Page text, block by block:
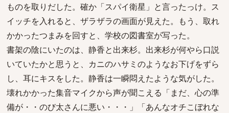
ものを取りだした。確か「スパイ衛星」と言ったっけ。ス
イッチを入れると、ザラザラの画面が見えた。もう、取れ
かかったつまみを回すと、学校の図書室が写った。
書架の陰にいたのは、静香と出来杉。出来杉が何やら口説
いていたかと思うと、カニのハサミのようなお下げをずら
し、耳にキスをした。静香は一瞬悶えたような気がした。
壊れかかった集音マイクから声が聞こえる「まだ、心の準
備が・・のび太さんに悪い・・・」「あんなオチこぼれな